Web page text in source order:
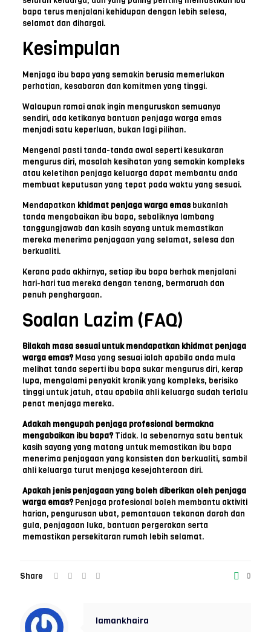
bapa terus menjalani kehidupan dengan lebih selesa,
selamat dan dihargai.
Kesimpulan
Menjaga ibu bapa yang semakin berusia memerlukan
perhatian, kesabaran dan komitmen yang tinggi.
Walaupun ramai anak ingin menguruskan semuanya
sendiri, ada ketikanya bantuan penjaga warga emas
menjadi satu keperluan, bukan lagi pilihan.
Mengenal pasti tanda-tanda awal seperti kesukaran
mengurus diri, masalah kesihatan yang semakin kompleks
atau keletihan penjaga keluarga dapat membantu anda
membuat keputusan yang tepat pada waktu yang sesuai.
Mendapatkan khidmat penjaga warga emasbukanlah
tanda mengabaikan ibu bapa, sebaliknya lambang
tanggungjawab dan kasih sayang untuk memastikan
mereka menerima penjagaan yang selamat, selesa dan
berkualiti.
Kerana pada akhirnya, setiap ibu bapa berhak menjalani
hari-hari tua mereka dengan tenang, bermaruah dan
penuh penghargaan.
Soalan Lazim (FAQ)
Bilakah masa sesuai untuk mendapatkan khidmat penjaga
warga emas?Masa yang sesuai ialah apabila anda mula
melihat tanda seperti ibu bapa sukar mengurus diri, kerap
lupa, mengalami penyakit kronik yang kompleks, berisiko
tinggi untuk jatuh, atau apabila ahli keluarga sudah terlalu
penat menjaga mereka.
Adakah mengupah penjaga profesional bermakna
mengabaikan ibu bapa?Tidak. Ia sebenarnya satu bentuk
kasih sayang yang matang untuk memastikan ibu bapa
menerima penjagaan yang konsisten dan berkualiti, sambil
ahli keluarga turut menjaga kesejahteraan diri.
Apakah jenis penjagaan yang boleh diberikan oleh penjaga
warga emas?Penjaga profesional boleh membantu aktiviti
harian, pengurusan ubat, pemantauan tekanan darah dan
gula, penjagaan luka, bantuan pergerakan serta
memastikan persekitaran rumah lebih selamat.
Share 0
lamankhaira